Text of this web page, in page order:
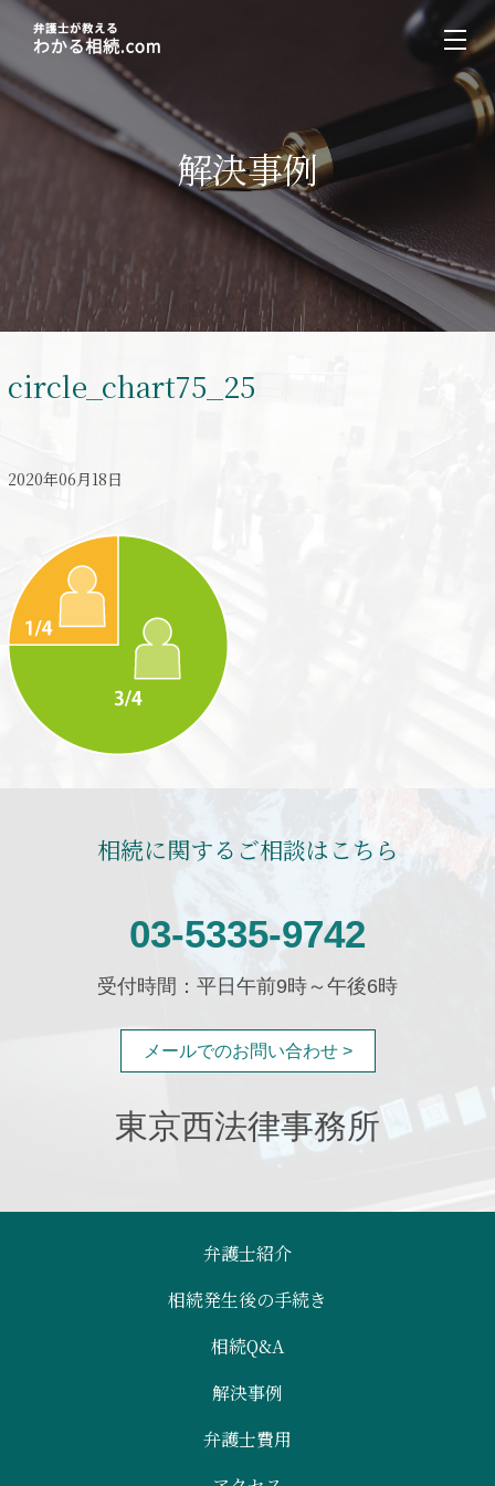
解決事例
circle_chart75_25
2020年06月18日
相続に関するご相談はこちら
03-5335-9742
受付時間：平日午前9時～午後6時
メールでのお問い合わせ >
東京西法律事務所
弁護士紹介
相続発生後の手続き
相続Q&A
解決事例
弁護士費用